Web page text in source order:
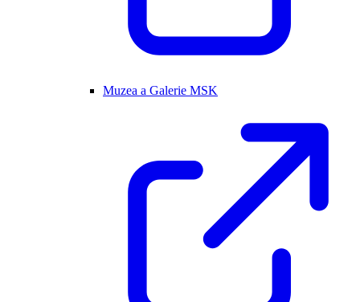
Muzea a Galerie MSK